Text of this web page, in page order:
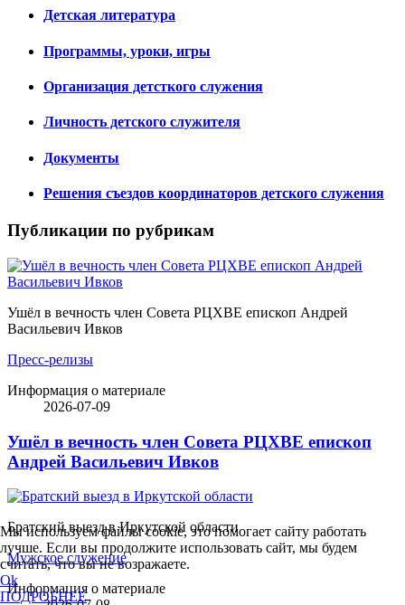
Детская литература
Программы, уроки, игры
Организация детсткого служения
Личность детского служителя
Документы
Решения съездов координаторов детского служения
Публикации по рубрикам
Ушёл в вечность член Совета РЦХВЕ епископ Андрей
Васильевич Ивков
Пресс-релизы
Информация о материале
2026-07-09
Ушёл в вечность член Совета РЦХВЕ епископ
Андрей Васильевич Ивков
Братский выезд в Иркутской области
Мужское служение
Информация о материале
Мы используем файлы cookie, это помогает сайту работать
лучше. Если вы продолжите использовать сайт, мы будем
считать, что вы не возражаете.
Ok
ПОДРОБНЕЕ